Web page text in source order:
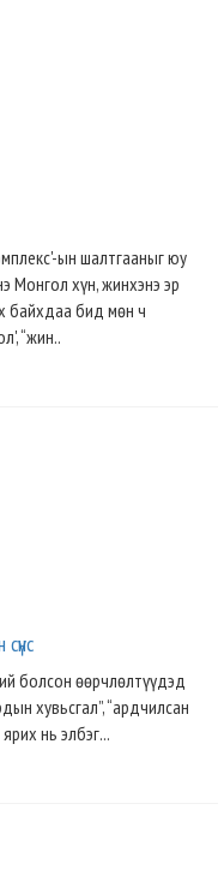
ын шалтгааныг юу
хүн, жинхэнэ эр
байхдаа бид мөн ч
“жин..
болсон өөрчлөлтүүдэд
хувьсгал”, “ардчилсан
нь элбэг...